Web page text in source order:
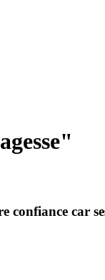
car